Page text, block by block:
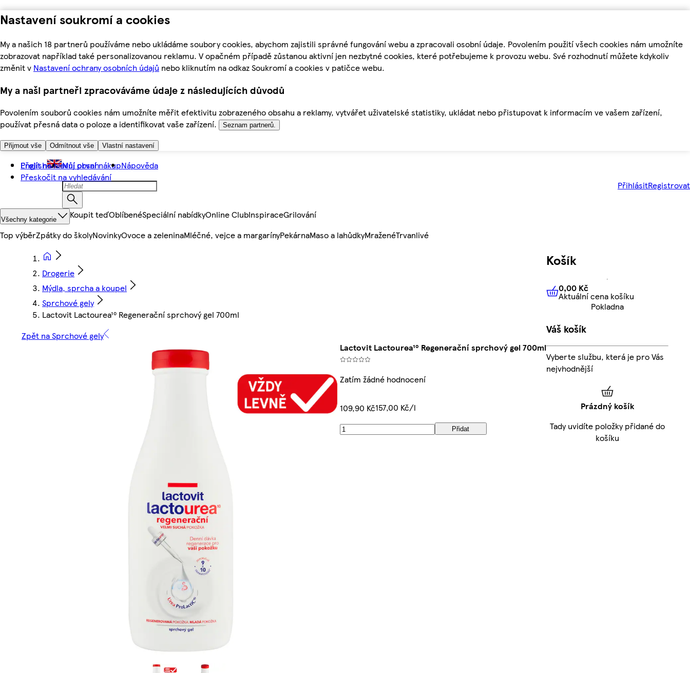
Nastavení soukromí a cookies
My a našich 18 partnerů používáme nebo ukládáme soubory cookies, abychom zajistili správné fungování webu a zpracovali osobní údaje. Povolením použití všech cookies nám umožníte
zobrazovat například také personalizovanou reklamu. V opačném případě zůstanou aktivní jen nezbytné cookies, které potřebujeme k provozu webu. Své rozhodnutí můžete kdykoliv
změnit v Nastavení ochrany osobních údajů nebo kliknutím na odkaz Soukromí a cookies v patičce webu.
My a naši partneři zpracováváme údaje z následujících důvodů
Povolením souborů cookies nám umožníte měřit efektivitu zobrazeného obsahu a reklamy, vytvářet uživatelské statistiky, ukládat nebo přistupovat k informacím ve vašem zařízení,
používat přesná data o poloze a identifikovat vaše zařízení.
Seznam partnerů.
Přijmout vše Odmítnout vše Vlastní nastavení
Přejít na hlavní obsah
Přeskočit na vyhledávání
English Můj první nákupNápověda
PřihlásitRegistrovat
Všechny kategorie Koupit teďOblíbenéSpeciální nabídkyOnline ClubInspiraceGrilování
Top výběrZpátky do školyNovinkyOvoce a zeleninaMléčné, vejce a margarínyPekárnaMaso a lahůdkyMraženéTrvanlivé
Drogerie
Mýdla, sprcha a koupel
Sprchové gely
Lactovit Lactourea¹⁰ Regenerační sprchový gel 700ml
Zpět na Sprchové gely
Lactovit Lactourea¹⁰ Regenerační sprchový gel 700ml
Zatím žádné hodnocení
109,90 Kč157,00 Kč/l
Přidat
Košík
0,00 KčAktuální cena košíku
0,00 Kč
Aktuální cena košíku
Pokladna
Váš košík
Vyberte službu, která je pro Vás
nejvhodnější
Prázdný košík
Tady uvidíte položky přidané do
košíku